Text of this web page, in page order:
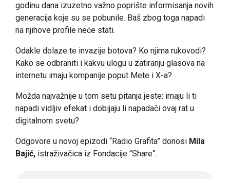
godinu dana izuzetno važno poprište informisanja novih
generacija koje su se pobunile. Baš zbog toga napadi
na njihove profile neće stati.
Odakle dolaze te invazije botova? Ko njima rukovodi?
Kako se odbraniti i kakvu ulogu u zatiranju glasova na
internetu imaju kompanije poput Mete i X-a?
Možda najvažnije u tom setu pitanja jeste: imaju li ti
napadi vidljiv efekat i dobijaju li napadači ovaj rat u
digitalnom svetu?
Odgovore u novoj epizodi “Radio Grafita” donosi Mila
Bajić, istraživačica iz Fondacije “Share”.